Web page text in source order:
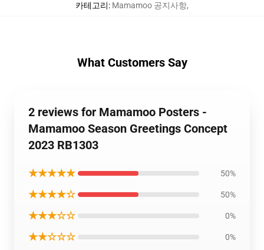
카테고리: Mamamoo 공지사항,
What Customers Say
2 reviews for Mamamoo Posters -
Mamamoo Season Greetings Concept
2023 RB1303
★★★★★ 50%
★★★★☆ 50%
★★★☆☆ 0%
★★☆☆☆ 0%